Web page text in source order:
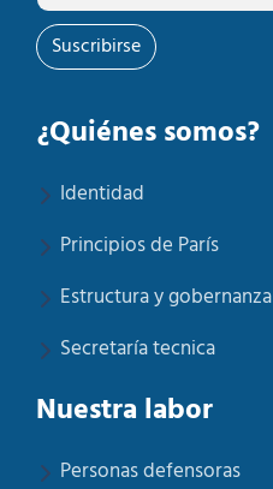
Suscribirse
¿Quiénes somos?
Identidad
Principios de París
Estructura y gobernanza
Secretaría tecnica
Nuestra labor
Personas defensoras